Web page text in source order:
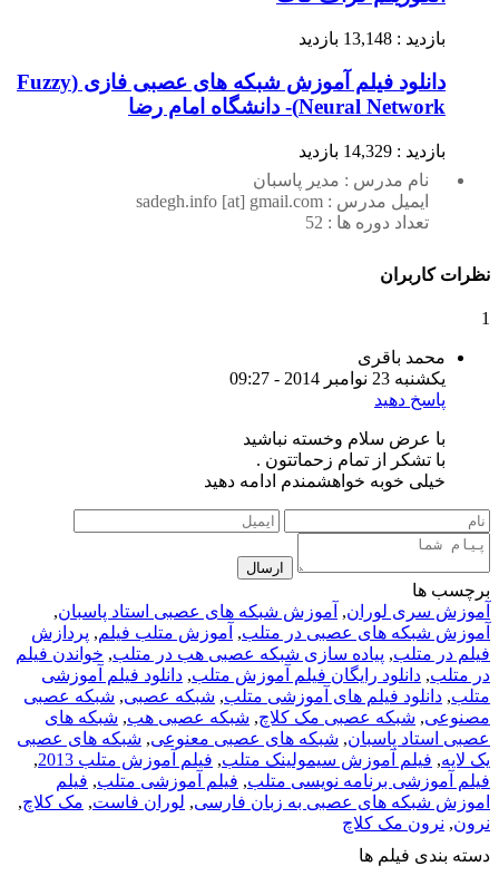
بازدید : 13,148 بازدید
دانلود فیلم آموزش شبکه های عصبی فازی (Fuzzy
Neural Network)- دانشگاه امام رضا
بازدید : 14,329 بازدید
نام مدرس : مدیر پاسبان
ایمیل مدرس : sadegh.info [at] gmail.com
تعداد دوره ها : 52
نظرات کاربران
1
محمد باقری
یکشنبه 23 نوامبر 2014 - 09:27
پاسخ دهید
با عرض سلام وخسته نباشید
با تشکر از تمام زحماتتون .
خیلی خوبه خواهشمندم ادامه دهید
ارسال
برچسب ها
آموزش سری لوران, آموزش شبکه های عصبی استاد پاسبان,
آموزش شبکه های عصبی در متلب, آموزش متلب فیلم, پردازش
فیلم در متلب, پیاده سازی شبکه عصبی هب در متلب, خواندن فیلم
در متلب, دانلود رایگان فیلم آموزش متلب, دانلود فیلم آموزشی
متلب, دانلود فیلم های آموزشی متلب, شبکه عصبی, شبکه عصبی
مصنوعی, شبکه عصبی مک کلاچ, شبکه عصبی هب, شبکه های
عصبی استاد پاسبان, شبکه های عصبی معنوعی, شبکه های عصبی
یک لایه, فیلم آموزش سیمولینک متلب, فیلم آموزش متلب 2013
,
فیلم آموزشی برنامه نویسی متلب, فیلم آموزشی متلب, فیلم
اموزش شبکه های عصبی به زبان فارسی, لوران فاست, مک کلاچ,
نرون, نرون مک کلاچ
دسته بندی فیلم ها